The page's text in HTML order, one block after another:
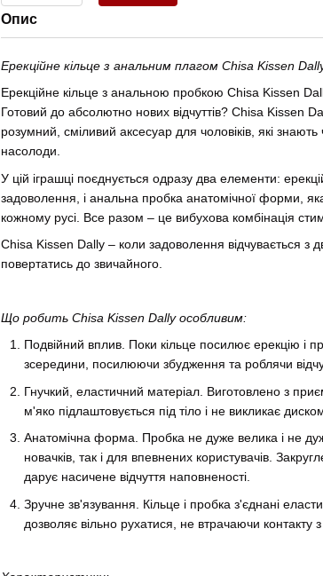
Опис
Ерекційне кільце з анальним плагом Chisa Kissen
Ерекційне кільце з анальною пробкою Chisa Kissen
Готовий до абсолютно нових відчуттів? Chisa Kissen
розумний, сміливий аксесуар для чоловіків, які
насолоди.
У цій іграшці поєднується одразу два елементи:
задоволення, і анальна пробка анатомічної форми,
кожному русі. Все разом – це вибухова комбінація
Chisa Kissen Dally – коли задоволення відчувається з
повертатись до звичайного.
Що робить Chisa Kissen Dally особливим:
Подвійний вплив. Поки кільце посилює ерекцію і
зсередини, посилюючи збудження та роблячи
Гнучкий, еластичний матеріал. Виготовлено з
м'яко підлаштовується під тіло і не викликає
Анатомічна форма. Пробка не дуже велика і не
новачків, так і для впевнених користувачів.
дарує насичене відчуття наповненості.
Зручне зв'язування. Кільце і пробка з'єднані
дозволяє вільно рухатися, не втрачаючи контакту з